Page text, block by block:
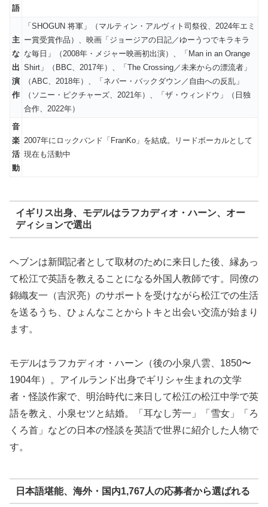
語
主
な
出
演
作
「SHOGUN 将軍」（マルティン・アルヴィト司祭役、2024年エミ
ー賞受賞作品）、映画「ジョージアの日記／ゆーうつでキラキラ
な毎日」（2008年・メジャー映画初出演）、「Man in an Orange
Shirt」（BBC、2017年）、「The Crossing／未来からの漂流者」
（ABC、2018年）、「ネバー・バックダウン／自由への反乱」
（ソニー・ピクチャーズ、2021年）、「ザ・ウィンドウ」（日独
合作、2022年）
音
楽
活
動
2007年にロックバンド「FranKo」を結成。リードボーカルとして
現在も活動中
イギリス出身、モデルはラフカディオ・ハーン、オー
ディションで選出
ヘブンは新聞記者として取材のために来日した後、縁あっ
て松江で英語を教えることになる外国人教師です。同僚の
錦織友一（吉沢亮）のサポートを受けながら松江での生活
を送るうち、ひょんなことからトキと出会い交流が始まり
ます。
モデルはラフカディオ・ハーン（後の小泉八雲、1850〜
1904年）。アイルランド出身でギリシャ生まれの文学
者・怪談作家で、明治時代に来日して松江の松江中学で英
語を教え、小泉セツと結婚。「耳なし芳一」「雪女」「ろ
くろ首」などの日本の怪談を英語で世界に紹介した人物で
す。
日本語堪能、海外・国内1,767人の応募者から選ばれる